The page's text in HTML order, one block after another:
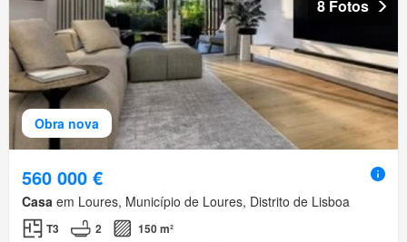
Obra nova
8 Fotos
560 000 €
Casa em Loures, Município de Loures, Distrito de Lisboa
T3 2 150 m²